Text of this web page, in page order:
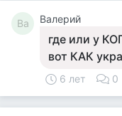
Ва Валерий
где или у
вот КАК
6 лет 0